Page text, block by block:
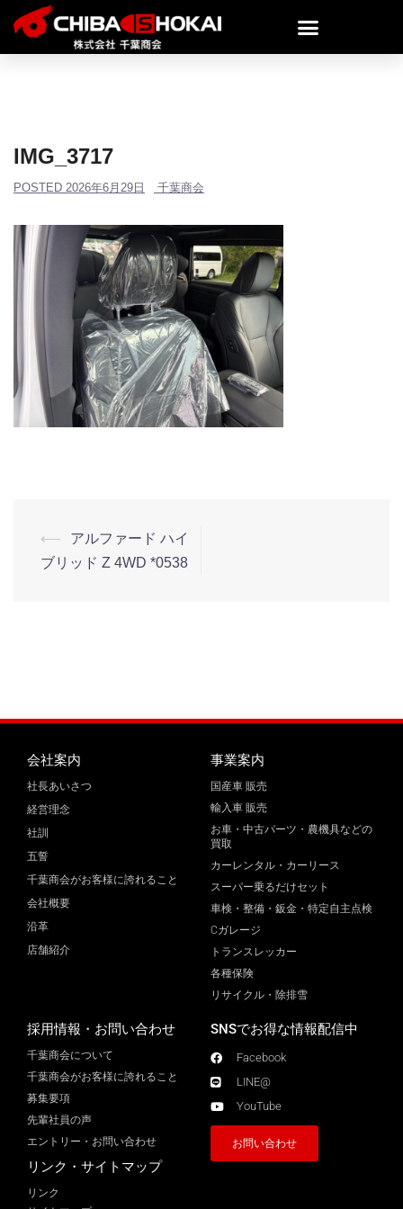
IMG_3717
POSTED 2026年6月29日 千葉商会
⟵
アルファード ハイ
ブリッド Z 4WD *0538
会社案内
社長あいさつ
経営理念
社訓
五誓
千葉商会がお客様に誇れること
会社概要
沿革
店舗紹介
事業案内
国産車 販売
輸入車 販売
お車・中古パーツ・農機具などの
買取
カーレンタル・カーリース
スーパー乗るだけセット
車検・整備・鈑金・特定自主点検
Cガレージ
トランスレッカー
各種保険
リサイクル・除排雪
採用情報・お問い合わせ
千葉商会について
千葉商会がお客様に誇れること​
募集要項
先輩社員の声
エントリー・お問い合わせ
リンク・サイトマップ
リンク
SNSでお得な情報配信中
Facebook
LINE@
YouTube
お問い合わせ